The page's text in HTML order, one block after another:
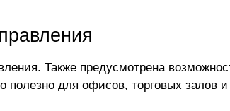
Также предусмотрена
полезно для офисов, торговых залов